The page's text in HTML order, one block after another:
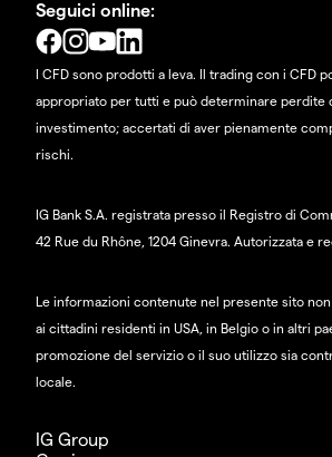
Seguici online:
I CFD sono prodotti a leva. Il trading con i CFD
appropriato per tutti e può determinare perdite
investimento; accertati di aver pienamente
rischi.
IG Bank S.A. registrata presso il Registro di
42 Rue du Rhône, 1204 Ginevra. Autorizzata e
Le informazioni contenute nel presente sito
ai cittadini residenti in USA, in Belgio o in altri
promozione del servizio o il suo utilizzo sia
locale.
IG Group